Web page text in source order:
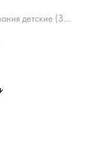
Очки для плавания детские (Зекральные)